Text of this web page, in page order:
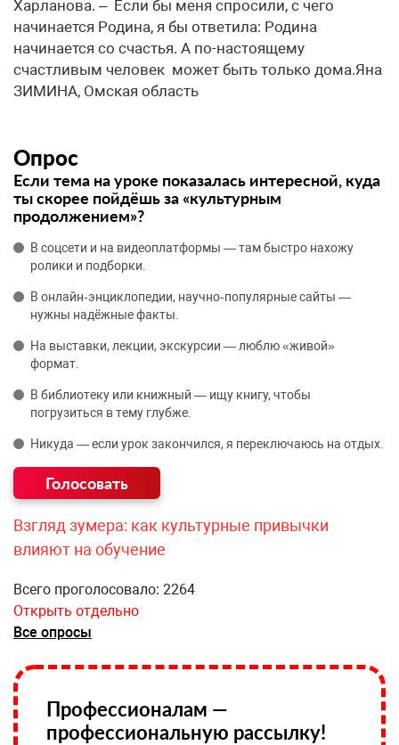
Харланова. – Если бы меня спросили, с чего
начинается Родина, я бы ответила: Родина
начинается со счастья. А по-настоящему
счастливым человек может быть только дома.Яна
ЗИМИНА, Омская область
Опрос
Если тема на уроке показалась интересной, куда
ты скорее пойдёшь за «культурным
продолжением»?
В соцсети и на видеоплатформы — там быстро нахожу
ролики и подборки.
В онлайн‑энциклопедии, научно‑популярные сайты —
нужны надёжные факты.
На выставки, лекции, экскурсии — люблю «живой»
формат.
В библиотеку или книжный — ищу книгу, чтобы
погрузиться в тему глубже.
Никуда — если урок закончился, я переключаюсь на отдых.
Взгляд зумера: как культурные привычки
влияют на обучение
Всего проголосовало: 2264
Открыть отдельно
Все опросы
Профессионалам —
профессиональную рассылку!